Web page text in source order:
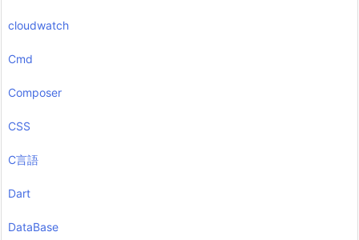
cloudwatch
Cmd
Composer
CSS
C言語
Dart
DataBase